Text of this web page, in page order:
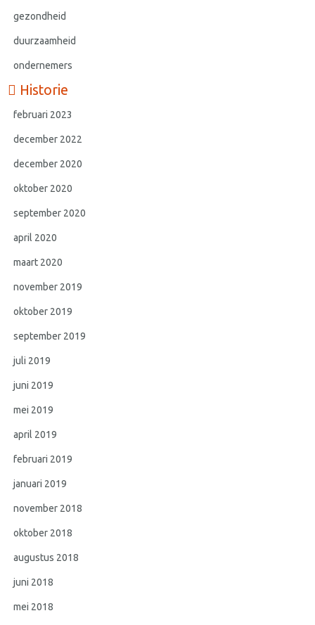
gezondheid
duurzaamheid
ondernemers
Historie
februari 2023
december 2022
december 2020
oktober 2020
september 2020
april 2020
maart 2020
november 2019
oktober 2019
september 2019
juli 2019
juni 2019
mei 2019
april 2019
februari 2019
januari 2019
november 2018
oktober 2018
augustus 2018
juni 2018
mei 2018